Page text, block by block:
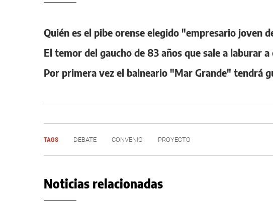
Quién es el pibe orense elegido "empresario joven
El temor del gaucho de 83 años que sale a laburar a
Por primera vez el balneario "Mar Grande" tendrá
TAGS DEBATE CONVENIO PROYECTO
Noticias relacionadas